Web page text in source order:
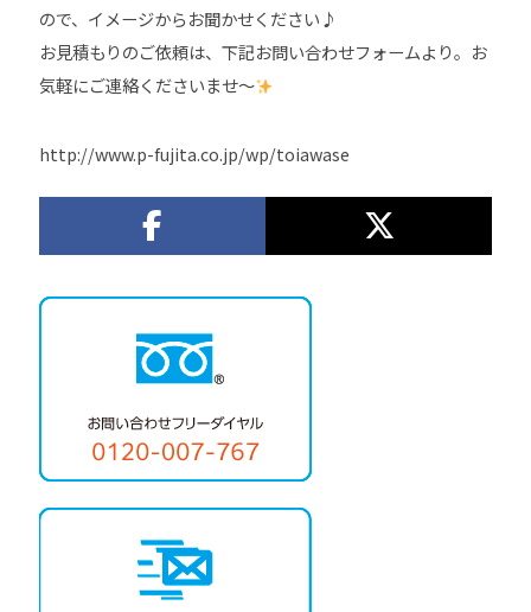
ので、イメージからお聞かせください♪
お見積もりのご依頼は、下記お問い合わせフォームより。お
気軽にご連絡くださいませ～
http://www.p-fujita.co.jp/wp/toiawase